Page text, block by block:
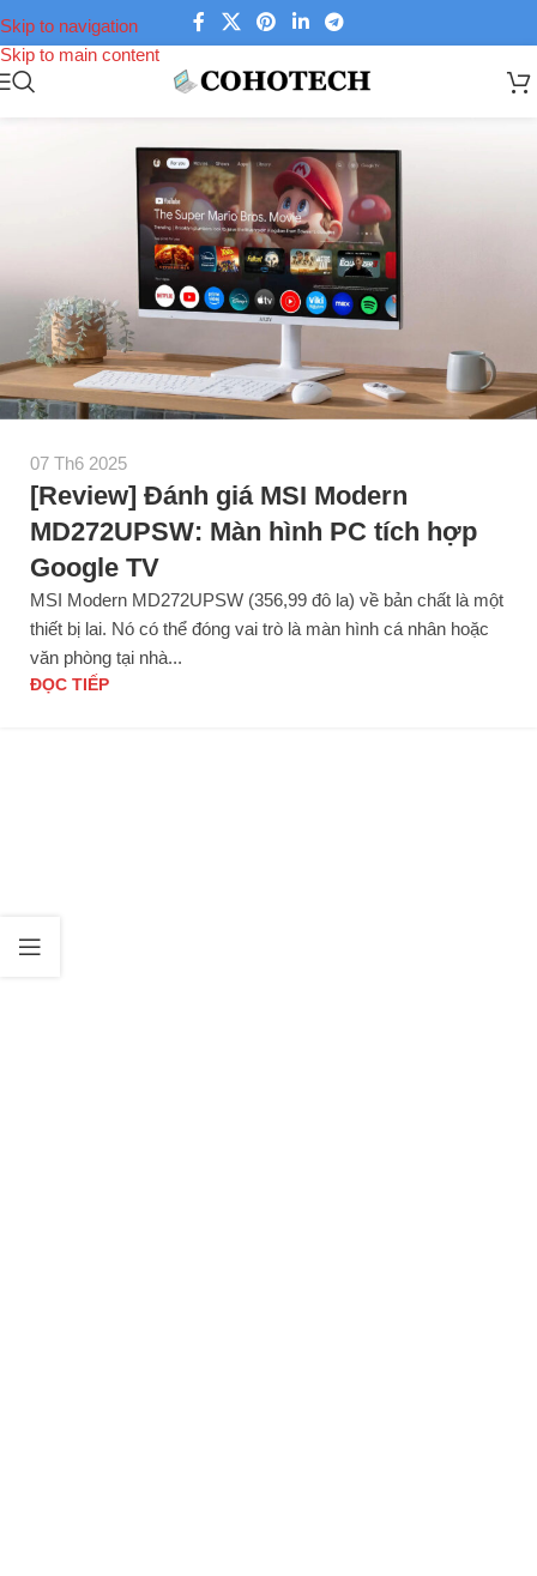
Skip to navigation
Skip to main content
07 Th6 2025
[Review] Đánh giá MSI Modern
MD272UPSW: Màn hình PC tích hợp
Google TV
MSI Modern MD272UPSW (356,99 đô la) về bản chất là một
thiết bị lai. Nó có thể đóng vai trò là màn hình cá nhân hoặc
văn phòng tại nhà...
ĐỌC TIẾP